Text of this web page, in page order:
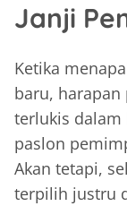
Janji
Ketika
baru, harapan
terlukis dalam
paslon
Akan tetapi,
terpilih justru